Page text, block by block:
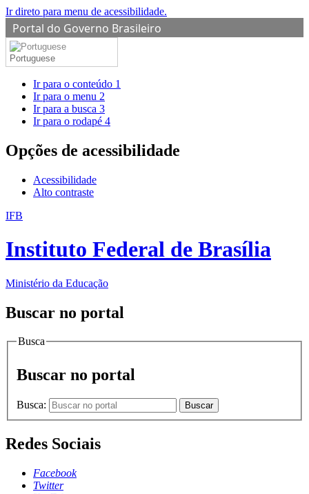
Ir direto para menu de acessibilidade.
Portal do Governo Brasileiro
Portuguese
Ir para o conteúdo 1
Ir para o menu 2
Ir para a busca 3
Ir para o rodapé 4
Opções de acessibilidade
Acessibilidade
Alto contraste
IFB
Instituto Federal de Brasília
Ministério da Educação
Buscar no portal
Busca
Buscar no portal
Busca: Buscar
Redes Sociais
Facebook
Twitter